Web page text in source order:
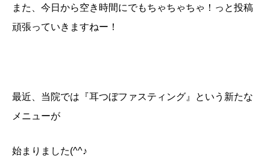
また、今日から空き時間にでもちゃちゃちゃ！っと投稿
頑張っていきますねー！
最近、当院では『耳つぼファスティング』という新たな
メニューが
始まりました(^^♪